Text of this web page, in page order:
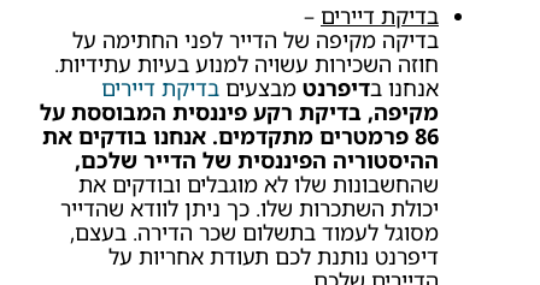
בדיקת דיירים –
בדיקה מקיפה של הדייר לפני החתימה על
חוזה השכירות עשויה למנוע בעיות עתידיות.
אנחנו בדיפרנט מבצעים בדיקת דיירים
מקיפה, בדיקת רקע פיננסית המבוססת על
86 פרמטרים מתקדמים. אנחנו בודקים את
ההיסטוריה הפיננסית של הדייר שלכם,
שהחשבונות שלו לא מוגבלים ובודקים את
יכולת השתכרות שלו. כך ניתן לוודא שהדייר
מסוגל לעמוד בתשלום שכר הדירה. בעצם,
דיפרנט נותנת לכם תעודת אחריות על